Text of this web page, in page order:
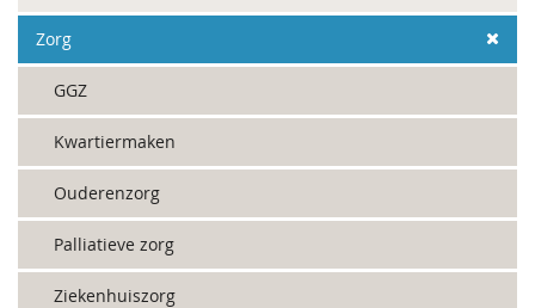
Zorg
GGZ
Kwartiermaken
Ouderenzorg
Palliatieve zorg
Ziekenhuiszorg